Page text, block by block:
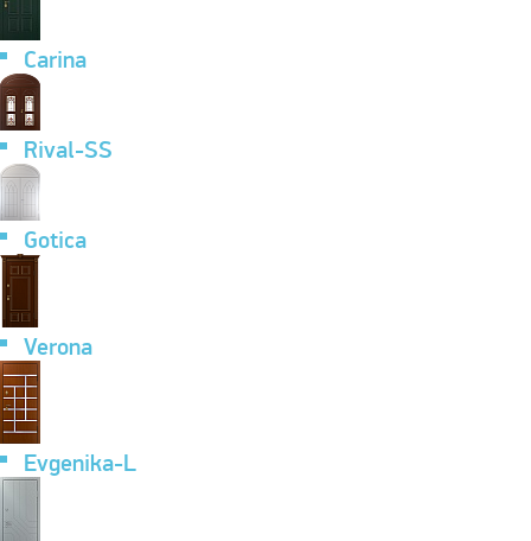
Carina
Rival-SS
Gotica
Verona
Evgenika-L